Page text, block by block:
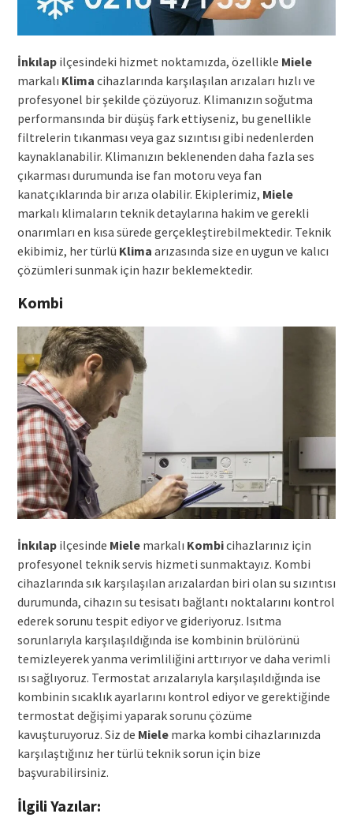
İnkılapilçesindeki hizmet noktamızda, özellikle Miele
markalı Klima cihazlarında karşılaşılan arızaları hızlı ve
profesyonel bir şekilde çözüyoruz. Klimanızın soğutma
performansında bir düşüş fark ettiyseniz, bu genellikle
filtrelerin tıkanması veya gaz sızıntısı gibi nedenlerden
kaynaklanabilir. Klimanızın beklenenden daha fazla ses
çıkarması durumunda ise fan motoru veya fan
kanatçıklarında bir arıza olabilir. Ekiplerimiz, Miele
markalı klimaların teknik detaylarına hakim ve gerekli
onarımları en kısa sürede gerçekleştirebilmektedir. Teknik
ekibimiz, her türlü Klima arızasında size en uygun ve kalıcı
çözümleri sunmak için hazır beklemektedir.
Kombi
İnkılapilçesinde Mielemarkalı Kombicihazlarınız için
profesyonel teknik servis hizmeti sunmaktayız. Kombi
cihazlarında sık karşılaşılan arızalardan biri olan su sızıntısı
durumunda, cihazın su tesisatı bağlantı noktalarını kontrol
ederek sorunu tespit ediyor ve gideriyoruz. Isıtma
sorunlarıyla karşılaşıldığında ise kombinin brülörünü
temizleyerek yanma verimliliğini arttırıyor ve daha verimli
ısı sağlıyoruz. Termostat arızalarıyla karşılaşıldığında ise
kombinin sıcaklık ayarlarını kontrol ediyor ve gerektiğinde
termostat değişimi yaparak sorunu çözüme
kavuşturuyoruz. Siz de Mielemarka kombi cihazlarınızda
karşılaştığınız her türlü teknik sorun için bize
başvurabilirsiniz.
İlgili Yazılar: